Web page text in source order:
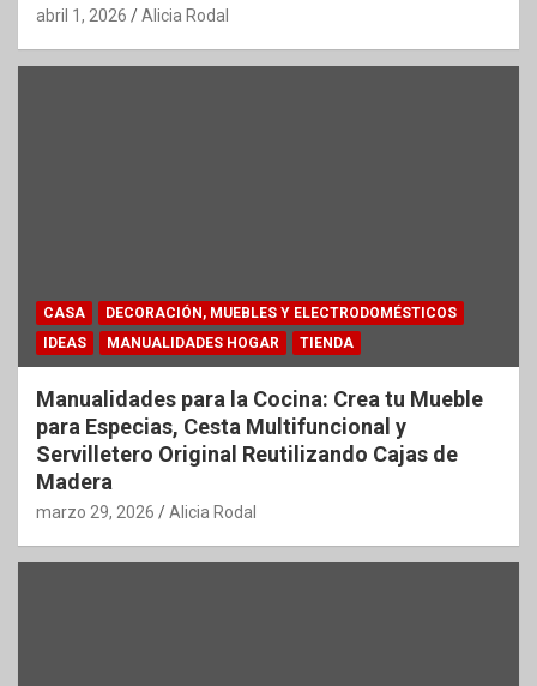
abril 1, 2026 Alicia Rodal
CASA
DECORACIÓN, MUEBLES Y ELECTRODOMÉSTICOS
IDEAS
MANUALIDADES HOGAR TIENDA
Manualidades para la Cocina: Crea tu Mueble
para Especias, Cesta Multifuncional y
Servilletero Original Reutilizando Cajas de
Madera
marzo 29, 2026 Alicia Rodal